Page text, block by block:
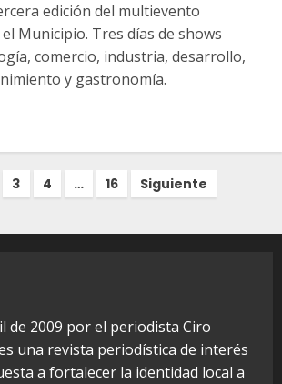
edición del multievento
Municipio. Tres días de shows
comercio, industria, desarrollo,
y gastronomía.
3 4 … 16 Siguiente
de 2009 por el periodista Ciro
una revista periodística de interés
a fortalecer la identidad local a